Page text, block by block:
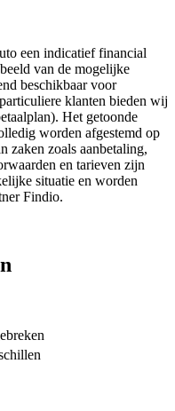
een indicatief financial
van de mogelijke
beschikbaar voor
klanten bieden wij
Het getoonde
worden afgestemd op
zaken zoals aanbetaling,
en tarieven zijn
situatie en worden
Findio.